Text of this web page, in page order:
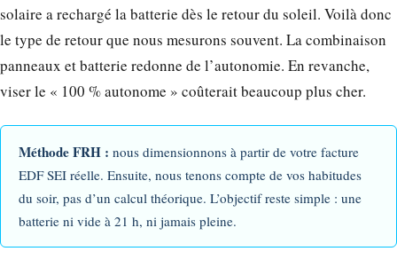
solaire a rechargé la batterie dès le retour du soleil. Voilà donc
le type de retour que nous mesurons souvent. La combinaison
panneaux et batterie redonne de l’autonomie. En revanche,
viser le « 100 % autonome » coûterait beaucoup plus cher.
Méthode FRH : nous dimensionnons à partir de votre facture
EDF SEI réelle. Ensuite, nous tenons compte de vos habitudes
du soir, pas d’un calcul théorique. L’objectif reste simple : une
batterie ni vide à 21 h, ni jamais pleine.